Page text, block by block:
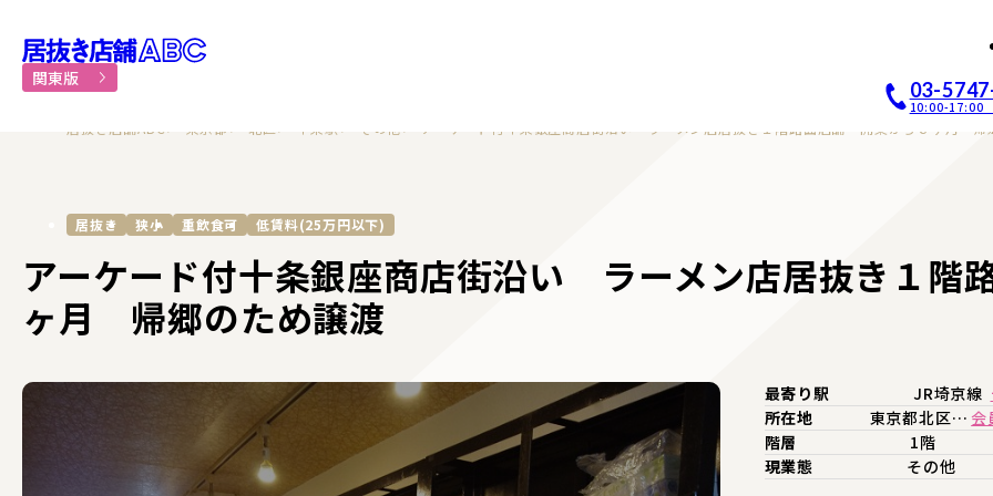
居抜き物件・貸店舗での飲食店開業｜居抜き店舗ABCホー
関東版
03-
10:00-17:00
居抜き店舗ABC 東京都 北区 十条駅 その他 アーケード付十条銀座商店街沿い ラーメン店居抜き１階路面店舗 開業から６ヶ月 帰
居抜き 狭小 重飲食可 低賃料(25万円以下)
アーケード付十条銀座商店街沿い ラーメン店居抜き１
ヶ月 帰郷のため譲渡
最寄り駅 JR埼京線
所在地
東京都北区… 会
階層
1階
現業態
その他